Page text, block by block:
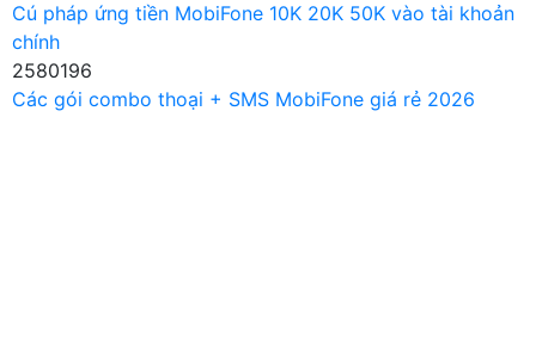
Cú pháp ứng tiền MobiFone 10K 20K 50K vào tài khoản
chính
2580196
Các gói combo thoại + SMS MobiFone giá rẻ 2026